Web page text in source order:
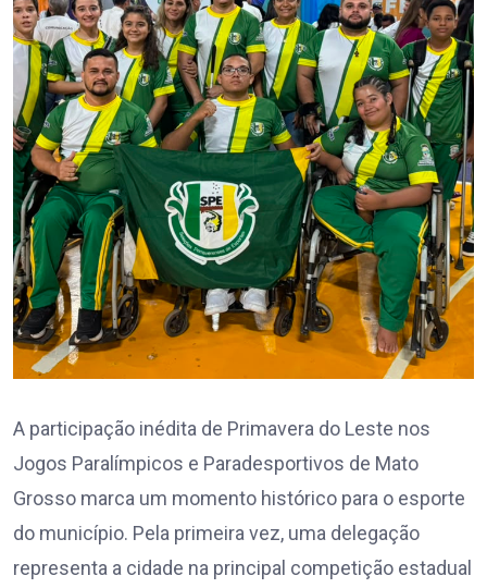
A participação inédita de Primavera do Leste nos
Jogos Paralímpicos e Paradesportivos de Mato
Grosso marca um momento histórico para o esporte
do município. Pela primeira vez, uma delegação
representa a cidade na principal competição estadual